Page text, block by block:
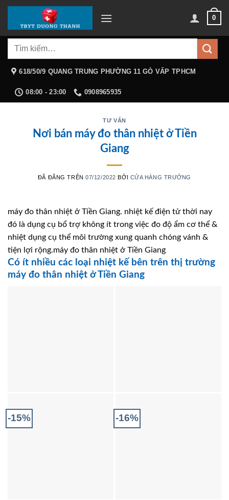
Chuyển
nội
dung
0
Tìm
618/50/9 QUANG TRUNG PHƯỜNG 11 GÒ VẤP TPHCM
08:00 - 23:00 0908965935
TƯ VẤN
Nơi bán máy đo thân nhiệt ở Tiền
Giang
ĐÃ ĐĂNG TRÊN07/12/2022 BỞI CỬA HÀNG TRƯỞNG
máy đo thân nhiệt ở Tiền Giang. nhiệt kế điện tử thời nay
đó là dụng cụ bổ trợ không ít trong việc đo độ ẩm cơ thể &
nhiệt dụng cụ thể môi trường xung quanh chóng vánh &
tiện lợi rộng.máy đo thân nhiệt ở Tiền Giang
Có ít nhiều các loại nhiệt kế bên trên thị trường
máy đo thân nhiệt ở Tiền Giang
-15% -16%